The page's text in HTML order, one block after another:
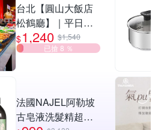
台北【圓山大飯店
松鶴廳】｜平日午
晚餐吃到飽單人券
(MO26)
$1,240 $1,540
已搶 8 ％
法國NAJEL阿勒坡
古皂液洗髮精超值